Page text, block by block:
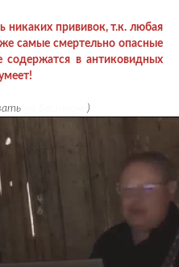
никаких прививок, т.к. любая
самые смертельно опасные
в антиковидных
)